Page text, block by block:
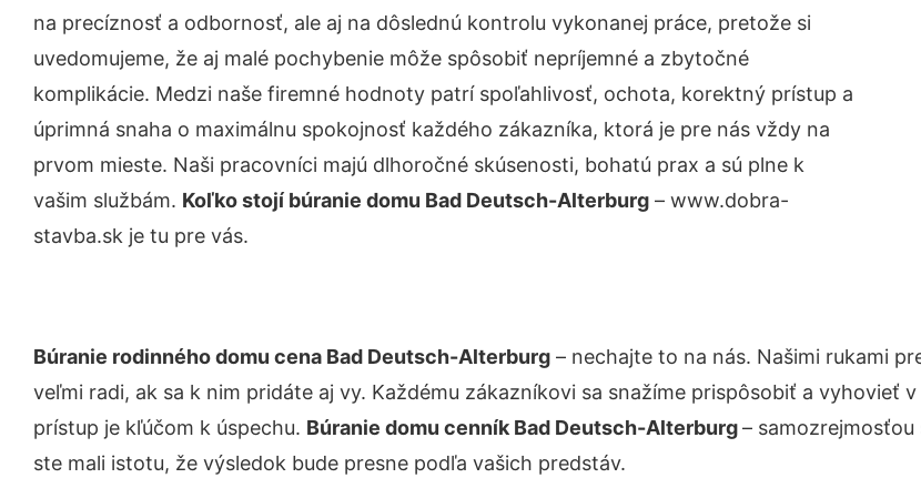
na precíznosť a odbornosť, ale aj na dôslednú kontrolu vykonanej práce, pretože si
uvedomujeme, že aj malé pochybenie môže spôsobiť nepríjemné a zbytočné
komplikácie. Medzi naše firemné hodnoty patrí spoľahlivosť, ochota, korektný prístup a
úprimná snaha o maximálnu spokojnosť každého zákazníka, ktorá je pre nás vždy na
prvom mieste. Naši pracovníci majú dlhoročné skúsenosti, bohatú prax a sú plne k
vašim službám. Koľko stojí búranie domu Bad Deutsch-Alterburg – www.dobra-
stavba.sk je tu pre vás.
Búranie rodinného domu cena Bad Deutsch-Alterburg – nechajte to na nás. Našimi rukami
veľmi radi, ak sa k nim pridáte aj vy. Každému zákazníkovi sa snažíme prispôsobiť a vyhovieť
prístup je kľúčom k úspechu. Búranie domu cenník Bad Deutsch-Alterburg–
ste mali istotu, že výsledok bude presne podľa vašich predstáv.